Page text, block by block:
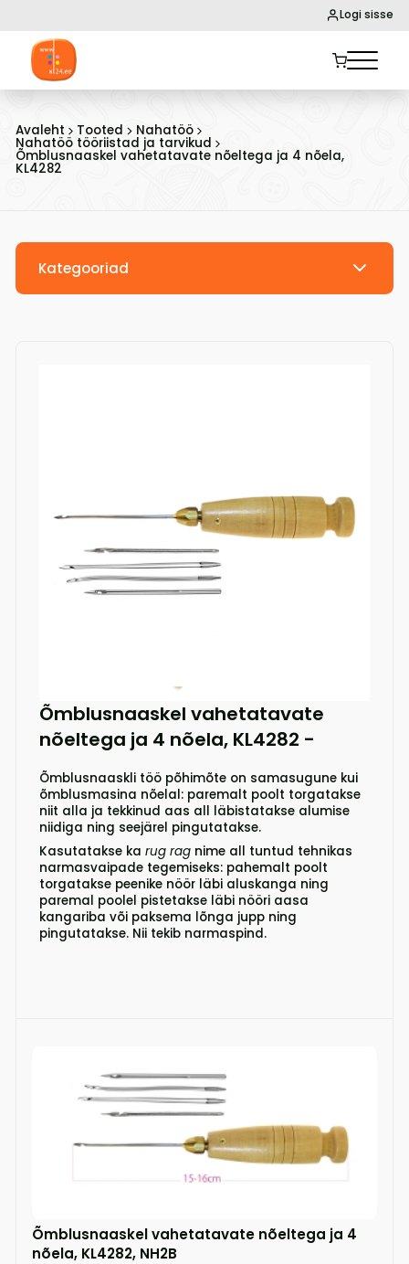
Logi sisse
Avaleht Tooted Nahatöö
Nahatöö tööriistad ja tarvikud
Õmblusnaaskel vahetatavate nõeltega ja 4 nõela,
KL4282
Kategooriad
Õmblusnaaskel vahetatavate
nõeltega ja 4 nõela, KL4282 -
Õmblusnaaskli töö põhimõte on samasugune kui
õmblusmasina nõelal: paremalt poolt torgatakse
niit alla ja tekkinud aas all läbistatakse alumise
niidiga ning seejärel pingutatakse.
Kasutatakse ka rug rag nime all tuntud tehnikas
narmasvaipade tegemiseks: pahemalt poolt
torgatakse peenike nöör läbi aluskanga ning
paremal poolel pistetakse läbi nööri aasa
kangariba või paksema lõnga jupp ning
pingutatakse. Nii tekib narmaspind.
Õmblusnaaskel vahetatavate nõeltega ja 4
nõela, KL4282, NH2B